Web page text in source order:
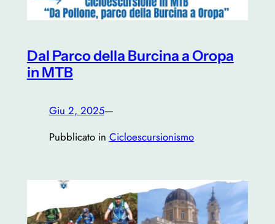
Dal Parco della Burcina a Oropa
in MTB
Giu 2, 2025—
Pubblicato in Cicloescursionismo